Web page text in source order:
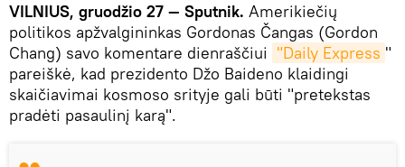
VILNIUS, gruodžio 27 — Sputnik. Amerikiečių
politikos apžvalgininkas Gordonas Čangas (Gordon
Chang) savo komentare dienraščiui "Daily Express "
pareiškė, kad prezidento Džo Baideno klaidingi
skaičiavimai kosmoso srityje gali būti "pretekstas
pradėti pasaulinį karą".